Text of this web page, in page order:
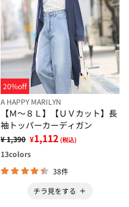
20%off
A HAPPY MARILYN
【Ｍ～８Ｌ】【ＵＶカット】長
袖トッパーカーディガン
¥ 1,390 ¥1,112 (税込)
13colors
38件
チラ見をする